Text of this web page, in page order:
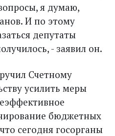
я думаю,
И по этому
депутаты
- заявил он.
Счетному
усилить меры
бюджетных
сегодня госорганы